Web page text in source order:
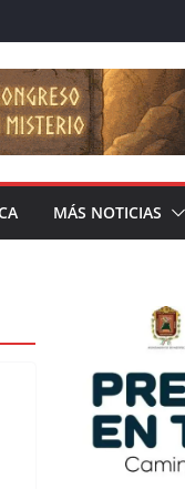
MÁS NOTICIAS